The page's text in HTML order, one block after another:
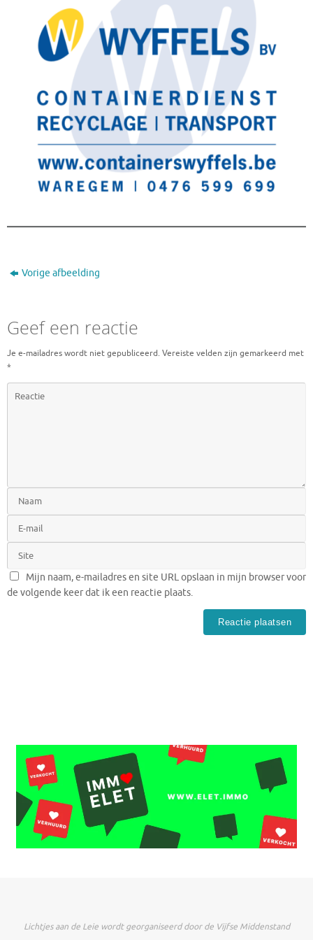
Vorige afbeelding
Geef een reactie
Je e-mailadres wordt niet gepubliceerd. Vereiste velden zijn gemarkeerd met
*
Mijn naam, e-mailadres en site URL opslaan in mijn browser voor
de volgende keer dat ik een reactie plaats.
Lichtjes aan de Leie wordt georganiseerd door de Vijfse Middenstand